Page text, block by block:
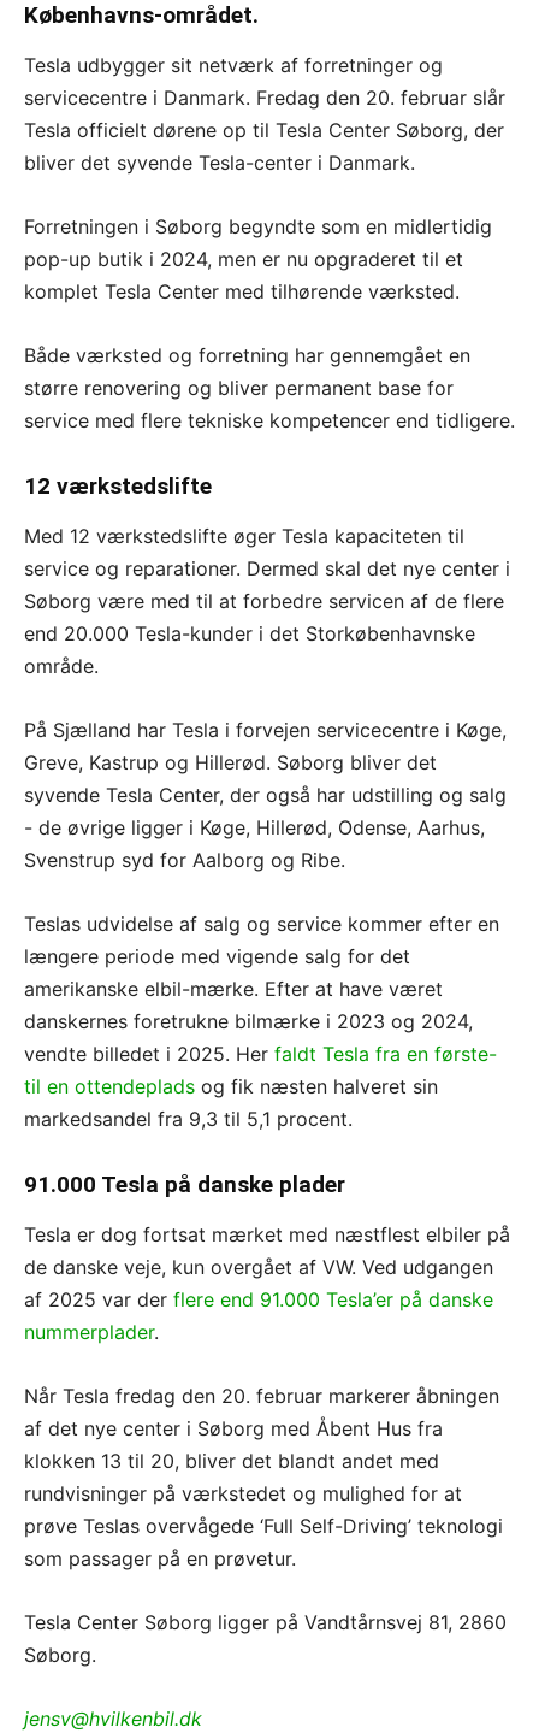
Københavns-området.
Tesla udbygger sit netværk af forretninger og
servicecentre i Danmark. Fredag den 20. februar slår
Tesla officielt dørene op til Tesla Center Søborg, der
bliver det syvende Tesla-center i Danmark.
Forretningen i Søborg begyndte som en midlertidig
pop-up butik i 2024, men er nu opgraderet til et
komplet Tesla Center med tilhørende værksted.
Både værksted og forretning har gennemgået en
større renovering og bliver permanent base for
service med flere tekniske kompetencer end tidligere.
12 værkstedslifte
Med 12 værkstedslifte øger Tesla kapaciteten til
service og reparationer. Dermed skal det nye center i
Søborg være med til at forbedre servicen af de flere
end 20.000 Tesla-kunder i det Storkøbenhavnske
område.
På Sjælland har Tesla i forvejen servicecentre i Køge,
Greve, Kastrup og Hillerød. Søborg bliver det
syvende Tesla Center, der også har udstilling og salg
- de øvrige ligger i Køge, Hillerød, Odense, Aarhus,
Svenstrup syd for Aalborg og Ribe.
Teslas udvidelse af salg og service kommer efter en
længere periode med vigende salg for det
amerikanske elbil-mærke. Efter at have været
danskernes foretrukne bilmærke i 2023 og 2024,
vendte billedet i 2025. Her faldt Tesla fra en første-
til en ottendeplads og fik næsten halveret sin
markedsandel fra 9,3 til 5,1 procent.
91.000 Tesla på danske plader
Tesla er dog fortsat mærket med næstflest elbiler på
de danske veje, kun overgået af VW. Ved udgangen
af 2025 var der flere end 91.000 Tesla’er på danske
nummerplader.
Når Tesla fredag den 20. februar markerer åbningen
af det nye center i Søborg med Åbent Hus fra
klokken 13 til 20, bliver det blandt andet med
rundvisninger på værkstedet og mulighed for at
prøve Teslas overvågede ‘Full Self-Driving’ teknologi
som passager på en prøvetur.
Tesla Center Søborg ligger på Vandtårnsvej 81, 2860
Søborg.
jensv@hvilkenbil.dk